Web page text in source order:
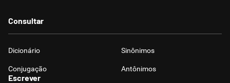
Consultar
Dicionário Sinônimos
Conjugação Antônimos
Escrever